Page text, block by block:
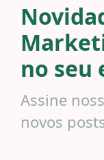
no seu
Assine
novos